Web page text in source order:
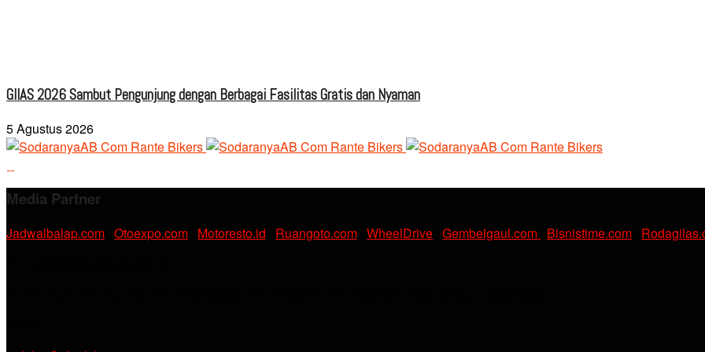
GIIAS 2026 Sambut Pengunjung dengan Berbagai Fasilitas Gratis dan Nyaman
5 Agustus 2026
Media Partner
Jadwalbalap.com Otoexpo.com Motoresto.id Ruangoto.com WheelDrive Gembelgaul.com Bisnistime.com